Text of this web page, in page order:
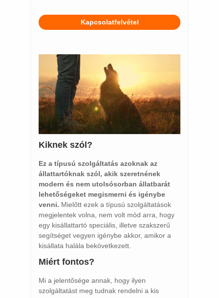
Kapcsolatfelvétel
Kiknek szól?
Ez a típusú szolgáltatás azoknak az
állattartóknak szól, akik szeretnének
modern és nem utolsósorban állatbarát
lehetőségeket megismerni és igénybe
venni. Mielőtt ezek a típusú szolgáltatások
megjelentek volna, nem volt mód arra, hogy
egy kisállattartó speciális, illetve szakszerű
segítséget vegyen igénybe akkor, amikor a
kisállata halála bekövetkezett.
Miért fontos?
Mi a jelentősége annak, hogy ilyen
szolgáltatást meg tudnak rendelni a kis